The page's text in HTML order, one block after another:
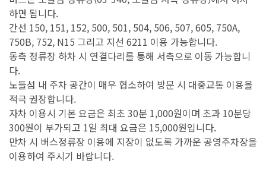
하면 됩니다.
간선 150, 151, 152, 500, 501, 504, 506, 507, 605, 750A,
750B, 752, N15 그리고 지선 6211 이용 가능합니다.
동측 정류장 하차 시 연결다리를 통해 서측으로 이동 가능합니
다.
노들섬 내 주차 공간이 매우 협소하여 방문 시 대중교통 이용을
적극 권장합니다.
자차 이용시 기본 요금은 최초 30분 1,000원이며 초과 10분당
300원이 부가되고 1일 최대 요금은 15,000원입니다.
만차 시 버스정류장 이용에 지장이 없도록 가까운 공영주차장을
이용하여 주시기 바랍니다.